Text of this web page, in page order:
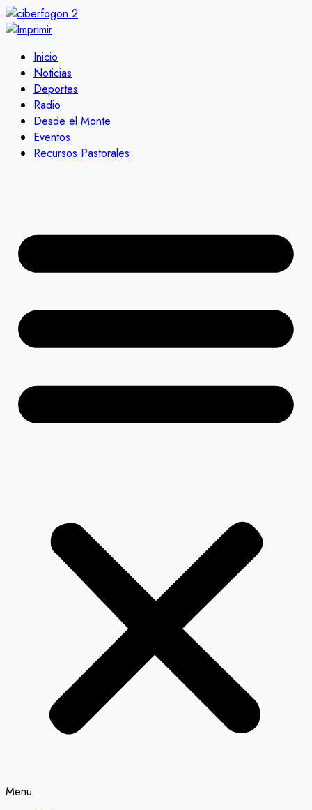
Inicio
Noticias
Deportes
Radio
Desde el Monte
Eventos
Recursos Pastorales
Menu